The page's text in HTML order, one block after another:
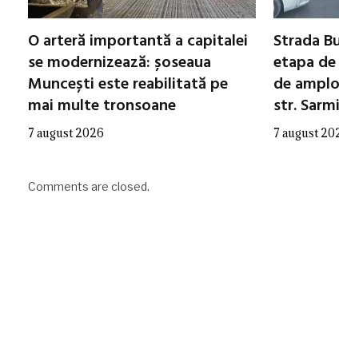
O arteră importantă a capitalei
se modernizează: șoseaua
Muncești este reabilitată pe
mai multe tronsoane
7 august 2026
Strada
etapa
de
str.
7 august
Comments are closed.